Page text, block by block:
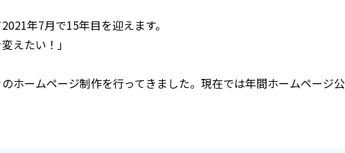
年7月で15年目を迎えます。
えたい！」
ホームページ制作を行ってきました。現在では年間ホームページ公